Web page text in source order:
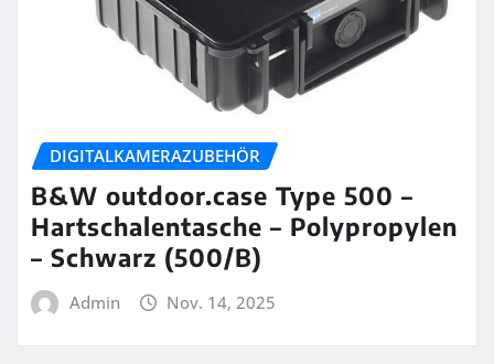
DIGITALKAMERAZUBEHÖR
B&W outdoor.case Type 500 –
Hartschalentasche – Polypropylen
– Schwarz (500/B)
Admin Nov. 14, 2025